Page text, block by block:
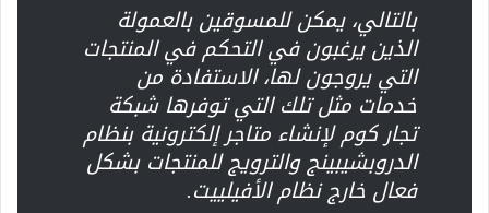
بالتالي، يمكن للمسوقين بالعمولة
الذين يرغبون في التحكم في المنتجات
التي يروجون لها، الاستفادة من
خدمات مثل تلك التي توفرها شبكة
تجار كوم لإنشاء متاجر إلكترونية بنظام
الدروبشيبينج والترويج للمنتجات بشكل
فعال خارج نظام الأفيلييت.